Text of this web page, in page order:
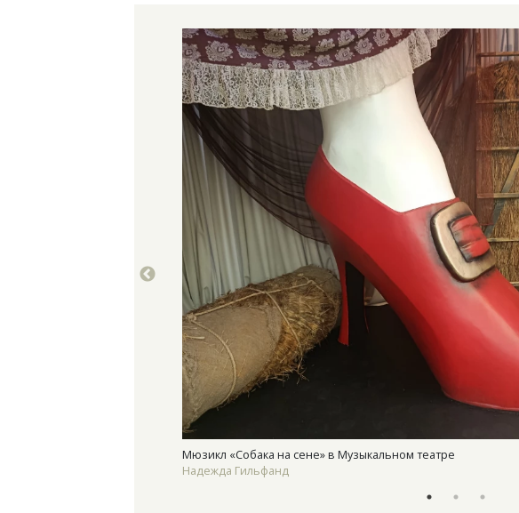
Мюзикл «Собака на сене» в Музыкальном театре
Надежда Гильфанд